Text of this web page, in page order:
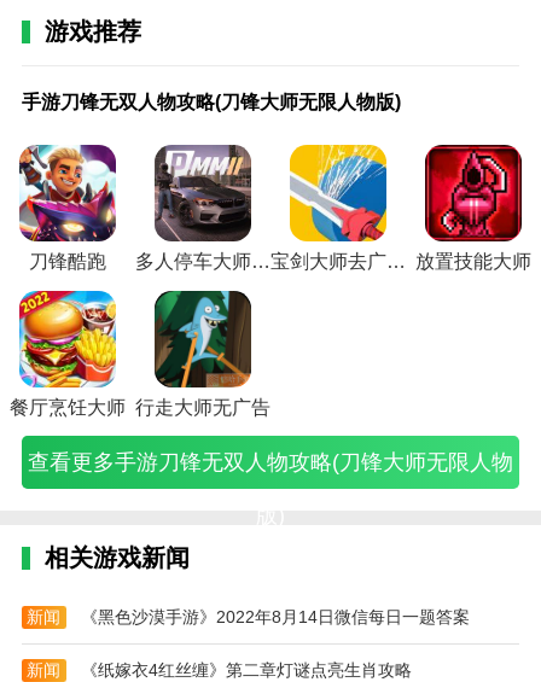
刀锋酷跑函数
规划自己的整体跑酷路线。
这样最终的分数等等就可以完全累加起来了。
3.有了精彩的场景，可以在线观看更多精彩的扑克场
景，带来全新的娱乐体验。
4.刀锋酷跑游戏还支持使用道具和资源提高每次线上跑
的基础速度，让玩家更容易赢得比赛。
相关建议
地铁跑酷兑换礼包码是一款游戏，玩家可以在其中在线
式，玩家可以根据自己的优势一键玩游戏。
游戏，获得更多奖品，帮助您更快地完成比赛。
游戏推荐
刀锋
无双
攻略
(刀锋
大师
无限
人物
版)
刀锋
无双
攻略
(刀锋
无双
最强
攻略)
荣耀
手游
(刀锋
手游)
荣耀
手游
(刀锋
之刃
攻略)
山矿
点分
(刀锋
山采
矿点)
山矿
点分
(刀锋
山矿
点分
布图
片)
山矿
点分
(西部
荒野
矿点
分布
图)
器好
(暗夜
刀锋
用什
么武
器好
配置
一览
(《刀
锋战
神》
游戏
手游刀锋无双人物攻略(刀锋大师无限人物版)
刀锋酷跑 多人停车大师2内置菜单版 宝剑大师去广告版 放置技能大师
餐厅烹饪大师 行走大师无广告
查看更多手游刀锋无双人物攻略(刀锋大师无限人物
相关游戏新闻
新闻 《黑色沙漠手游》2022年8月14日微信每日一题答案
新闻 《纸嫁衣4红丝缠》第二章灯谜点亮生肖攻略